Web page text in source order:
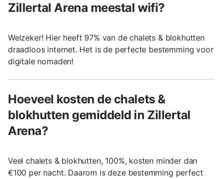
Zillertal Arena meestal wifi?
Welzeker! Hier heeft 97% van de chalets & blokhutten
draadloos internet. Het is de perfecte bestemming voor
digitale nomaden!
Hoeveel kosten de chalets &
blokhutten gemiddeld in Zillertal
Arena?
Veel chalets & blokhutten, 100%, kosten minder dan
€100 per nacht. Daarom is deze bestemming perfect